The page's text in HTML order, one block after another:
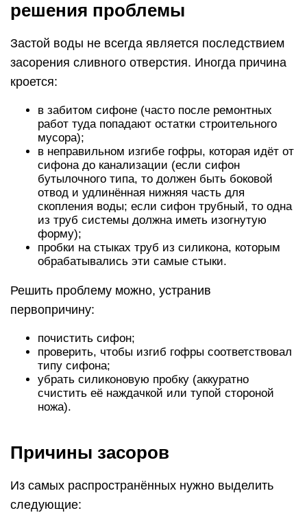
решения проблемы
Застой воды не всегда является последствием
засорения сливного отверстия. Иногда причина
кроется:
в забитом сифоне (часто после ремонтных
работ туда попадают остатки строительного
мусора);
в неправильном изгибе гофры, которая идёт от
сифона до канализации (если сифон
бутылочного типа, то должен быть боковой
отвод и удлинённая нижняя часть для
скопления воды; если сифон трубный, то одна
из труб системы должна иметь изогнутую
форму);
пробки на стыках труб из силикона, которым
обрабатывались эти самые стыки.
Решить проблему можно, устранив
первопричину:
почистить сифон;
проверить, чтобы изгиб гофры соответствовал
типу сифона;
убрать силиконовую пробку (аккуратно
счистить её наждачкой или тупой стороной
ножа).
Причины засоров
Из самых распространённых нужно выделить
следующие: